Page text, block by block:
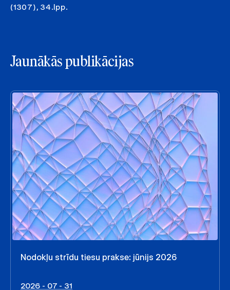
(1307), 34.lpp.
Jaunākās publikācijas
Nodokļu strīdu tiesu prakse: jūnijs 2026
2026 - 07 - 31